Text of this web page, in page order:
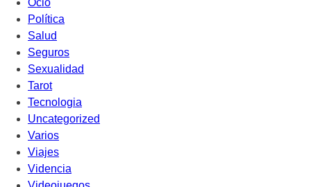
Ocio
Política
Salud
Seguros
Sexualidad
Tarot
Tecnologia
Uncategorized
Varios
Viajes
Videncia